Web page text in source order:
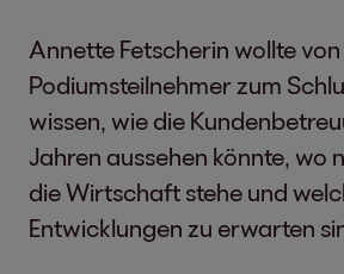
Annette Fetscherin wollte
Podiumsteilnehmer zum
wissen, wie die
Jahren aussehen könnte, wo
die Wirtschaft stehe und
Entwicklungen zu erwarten